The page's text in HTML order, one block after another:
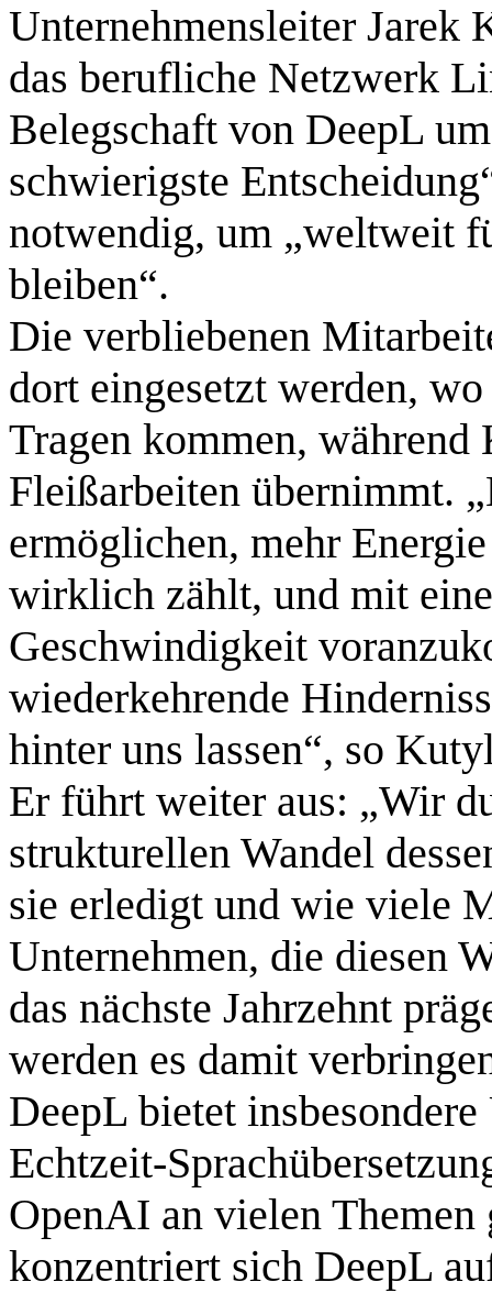
Unternehmensleiter Jarek
das berufliche Netzwerk
Belegschaft von DeepL
schwierigste
notwendig, um „weltweit
bleiben“.
Die verbliebenen
dort eingesetzt werden,
Tragen kommen,
Fleißarbeiten übernimmt.
ermöglichen, mehr
wirklich zählt, und mit
Geschwindigkeit
wiederkehrende
hinter uns lassen“, so
Er führt weiter aus: „Wir
strukturellen Wandel
sie erledigt und wie viele
Unternehmen, die diesen
das nächste Jahrzehnt
werden es damit
DeepL bietet
OpenAI an vielen
konzentriert sich DeepL